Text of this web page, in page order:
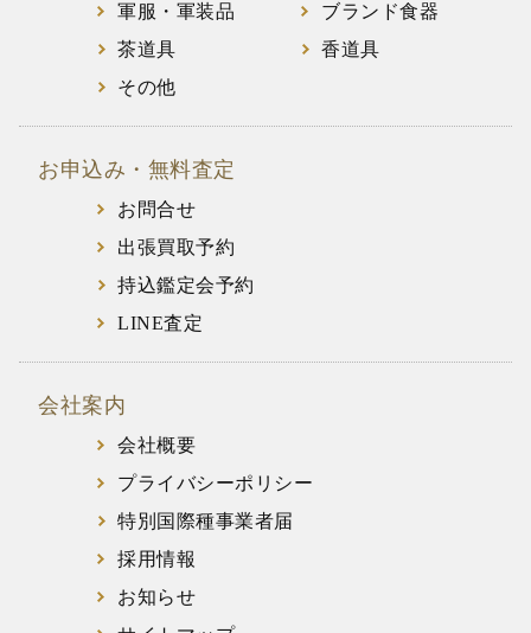
軍服・軍装品
ブランド食器
茶道具
香道具
その他
お申込み・無料査定
お問合せ
出張買取予約
持込鑑定会予約
LINE査定
会社案内
会社概要
プライバシーポリシー
特別国際種事業者届
採用情報
お知らせ